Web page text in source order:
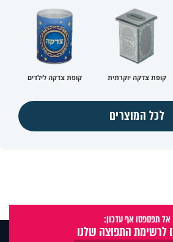
קופת צדקה יוקרתית קופת צדקה לילדים
לכל המוצרים
אל תפספסו אף עדכון:
לרשימת התפוצה שלנו